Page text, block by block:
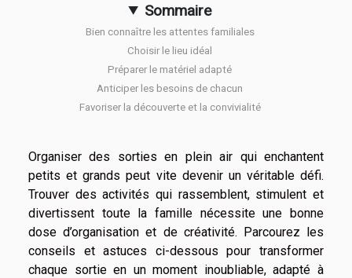
Sommaire
Bien connaître les attentes familiales
Choisir le lieu idéal
Préparer le matériel adapté
Anticiper les besoins de chacun
Favoriser la découverte et la convivialité
Organiser des sorties en plein air qui enchantent
petits et grands peut vite devenir un véritable défi.
Trouver des activités qui rassemblent, stimulent et
divertissent toute la famille nécessite une bonne
dose d’organisation et de créativité. Parcourez les
conseils et astuces ci-dessous pour transformer
chaque sortie en un moment inoubliable, adapté à